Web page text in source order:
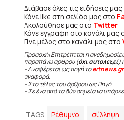
Διάβασε όλες τις ειδήσεις
Κάνε like στη σελίδα μας στο
Ακολούθησε μας στο Twitter
Κάνε εγγραφή στο κανάλι μας
Γίνε μέλος στο κανάλι μας στο
Προσοχή! Επιτρέπεται η
παραπάνω άρθρου (όχι αυτολεξεί)
– Αναφέρεται ως πηγή τοertnews.gr
αναφορά.
– Στο τέλος του άρθρου ως Πηγή
– Σε ένα από τα δύο σημεία να
TAGS Ρέθυμνο σύλληψη